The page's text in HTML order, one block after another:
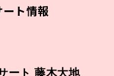
ート情報
ート 藤木大地